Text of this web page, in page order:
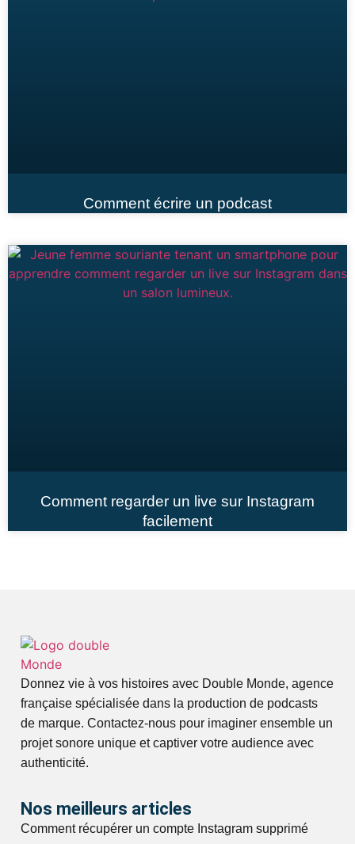
Comment écrire un podcast
Comment regarder un live sur Instagram
facilement
Donnez vie à vos histoires avec Double Monde, agence
française spécialisée dans la production de podcasts
de marque. Contactez-nous pour imaginer ensemble un
projet sonore unique et captiver votre audience avec
authenticité.
Nos meilleurs articles
Comment récupérer un compte Instagram supprimé